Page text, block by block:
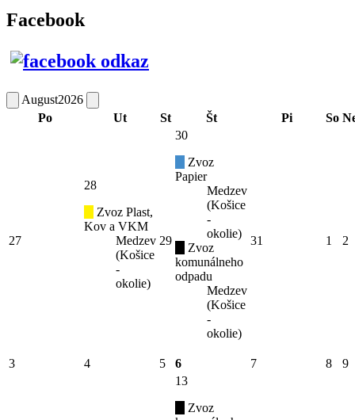
Facebook
August2026
Po
Ut St Št Pi So
27
28
Zvoz Plast,
Kov a VKM
Medzev
(Košice
-
okolie)
29
30
Zvoz
Papier
Medzev
(Košice
-
okolie)
Zvoz
komunálneho
odpadu
Medzev
(Košice
-
okolie)
31 1 2
3 4 5 6 7 8
9
13
Zvoz